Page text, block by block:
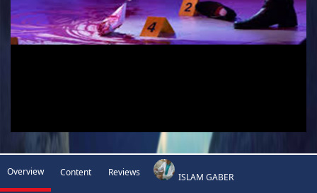
Overview Content Reviews ISLAM GABER